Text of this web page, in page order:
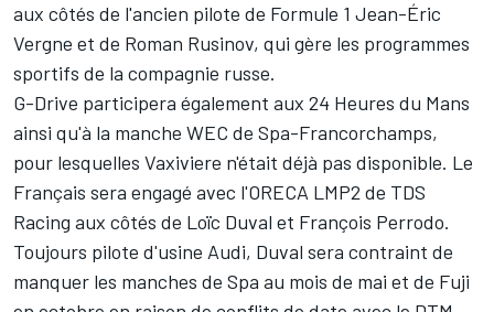
aux côtés de l'ancien pilote de Formule 1 Jean-Éric
Vergne et de Roman Rusinov, qui gère les programmes
sportifs de la compagnie russe.
G-Drive participera également aux 24 Heures du Mans
ainsi qu'à la manche WEC de Spa-Francorchamps,
pour lesquelles Vaxiviere n'était déjà pas disponible. Le
Français sera engagé avec l'ORECA LMP2 de TDS
Racing aux côtés de Loïc Duval et François Perrodo.
Toujours pilote d'usine Audi, Duval sera contraint de
manquer les manches de Spa au mois de mai et de Fuji